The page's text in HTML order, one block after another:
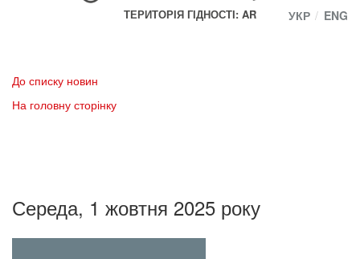
ТЕРИТОРІЯ ГІДНОСТІ: AR
УКР ENG
До списку новин
На головну сторінку
Середа, 1 жовтня 2025 року